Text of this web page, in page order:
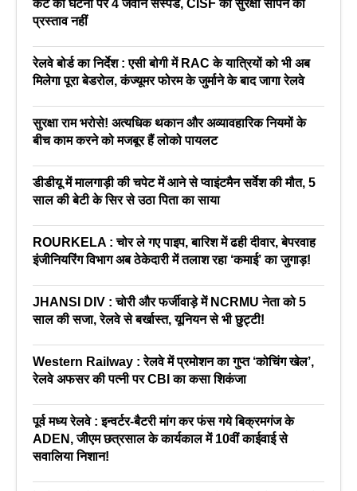
कैंट की घटना पर 4 जवान सस्पेंड, CISF को सुरक्षा सौंपने का
प्रस्ताव नहीं
रेलवे बोर्ड का निर्देश : एसी बोगी में RAC के यात्रियों को भी अब
मिलेगा पूरा बेडरोल, कंज्यूमर फोरम के जुर्माने के बाद जागा रेलवे
सुरक्षा राम भरोसे! अत्यधिक थकान और अव्यावहारिक नियमों के
बीच काम करने को मजबूर हैं लोको पायलट
डीडीयू में मालगाड़ी की चपेट में आने से प्वाइंटमैन सर्वेश की मौत, 5
साल की बेटी के सिर से उठा पिता का साया
ROURKELA : चोर ले गए पाइप, बारिश में ढही दीवार, बेपरवाह
इंजीनियरिंग विभाग अब ठेकेदारी में तलाश रहा ‘कमाई’ का जुगाड़!
JHANSI DIV : चोरी और फर्जीवाड़े में NCRMU नेता को 5
साल की सजा, रेलवे से बर्खास्त, यूनियन से भी छुट्टी!
Western Railway : रेलवे में प्रमोशन का गुप्त ‘कोचिंग खेल’,
रेलवे अफसर की पत्नी पर CBI का कसा शिकंजा
पूर्व मध्य रेलवे : इन्वर्टर-बैटरी मांग कर फंस गये बिक्रमगंज के
ADEN, जीएम छत्रसाल के कार्यकाल में 10वीं काईवाई से
सवालिया निशान!